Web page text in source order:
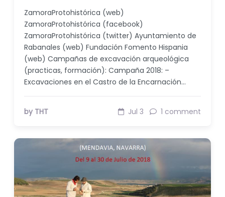
ZamoraProtohistórica (web)
ZamoraProtohistórica (facebook)
ZamoraProtohistórica (twitter) Ayuntamiento de
Rabanales (web) Fundación Fomento Hispania
(web) Campañas de excavación arqueológica
(practicas, formación): Campaña 2018: –
Excavaciones en el Castro de la Encarnación…
by THT Jul 3 1 comment